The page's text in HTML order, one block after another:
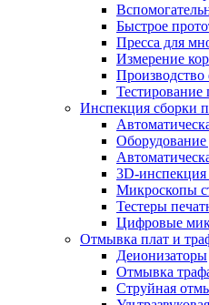
Быстрое
Пресса для
Измерение
Инспекция сборки
Оборудование
3D-
Микроскопы
Тестеры
Цифровые
Отмывка плат и
Деионизаторы
Отмывка
Струйная